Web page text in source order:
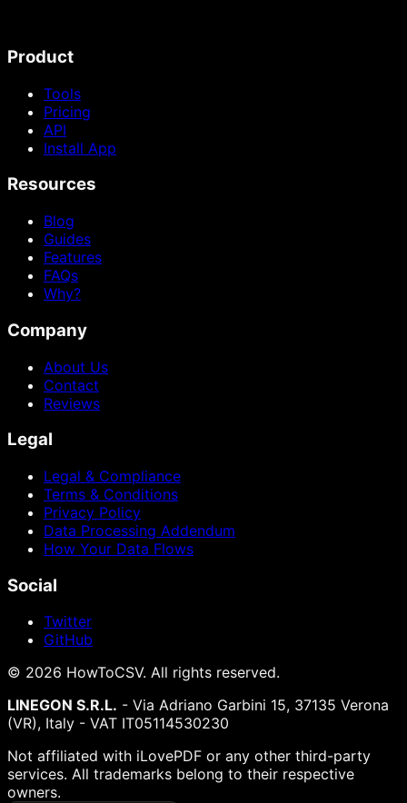
Product
Tools
Pricing
API
Install App
Resources
Blog
Guides
Features
FAQs
Why?
Company
About Us
Contact
Reviews
Legal
Legal & Compliance
Terms & Conditions
Privacy Policy
Data Processing Addendum
How Your Data Flows
Social
Twitter
GitHub
© 2026 HowToCSV. All rights reserved.
LINEGON S.R.L. - Via Adriano Garbini 15, 37135 Verona
(VR), Italy - VAT IT05114530230
Not affiliated with iLovePDF or any other third-party
services. All trademarks belong to their respective
owners.